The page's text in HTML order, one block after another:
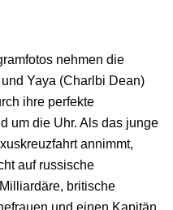
nehmen die
Yaya (Charlbi Dean)
ihre perfekte
um die Uhr. Als das junge
annimmt,
auf russische
britische
und einen Kapitän